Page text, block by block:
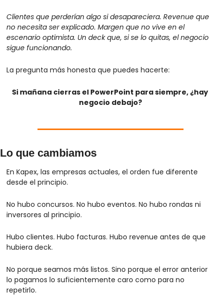
Clientes que perderían algo si desapareciera. Revenue que
no necesita ser explicado. Margen que no vive en el
escenario optimista. Un deck que, si se lo quitas, el negocio
sigue funcionando.
La pregunta más honesta que puedes hacerte:
Si mañana cierras el PowerPoint para siempre, ¿hay
negocio debajo?
Lo que cambiamos
En Kapex, las empresas actuales, el orden fue diferente
desde el principio.
No hubo concursos. No hubo eventos. No hubo rondas ni
inversores al principio.
Hubo clientes. Hubo facturas. Hubo revenue antes de que
hubiera deck.
No porque seamos más listos. Sino porque el error anterior
lo pagamos lo suficientemente caro como para no
repetirlo.